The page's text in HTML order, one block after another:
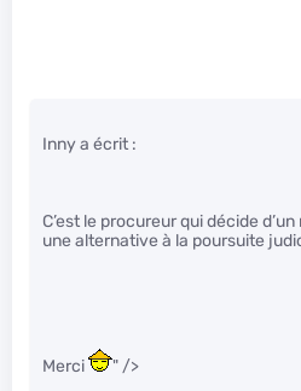
Inny a écrit :
C’est le procureur qui décide
une alternative à la poursuite
Merci " />